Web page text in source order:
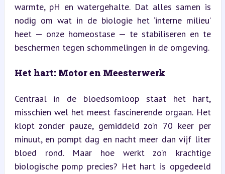
warmte, pH en watergehalte. Dat alles samen is
nodig om wat in de biologie het ‘interne milieu’
heet — onze homeostase — te stabiliseren en te
beschermen tegen schommelingen in de omgeving.
Het hart: Motor en Meesterwerk
Centraal in de bloedsomloop staat het hart,
misschien wel het meest fascinerende orgaan. Het
klopt zonder pauze, gemiddeld zo’n 70 keer per
minuut, en pompt dag en nacht meer dan vijf liter
bloed rond. Maar hoe werkt zo’n krachtige
biologische pomp precies? Het hart is opgedeeld